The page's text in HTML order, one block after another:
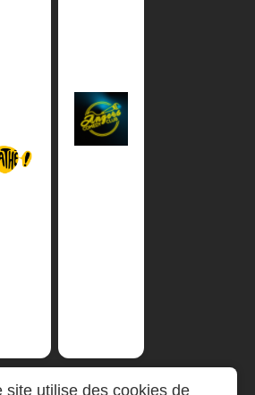
site utilise des cookies de